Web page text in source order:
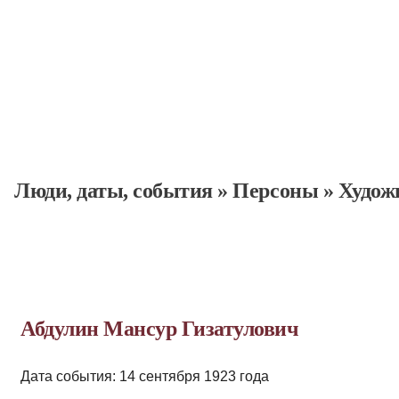
Люди, даты, cобытия»Персоны »
Абдулин Мансур Гизатулович
Дата события: 14 сентября 1923 года